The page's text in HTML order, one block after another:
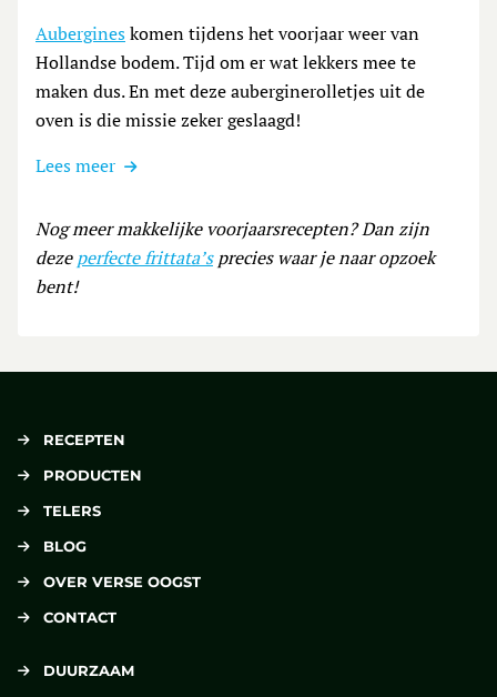
Aubergineskomen tijdens het voorjaar weer van
Hollandse bodem. Tijd om er wat lekkers mee te
maken dus. En met deze auberginerolletjes uit de
oven is die missie zeker geslaagd!
Lees meer
Nog meer makkelijke voorjaarsrecepten? Dan zijn
dezeperfecte frittata’sprecies waar je naar opzoek
bent!
RECEPTEN
PRODUCTEN
TELERS
BLOG
OVER VERSE OOGST
CONTACT
DUURZAAM